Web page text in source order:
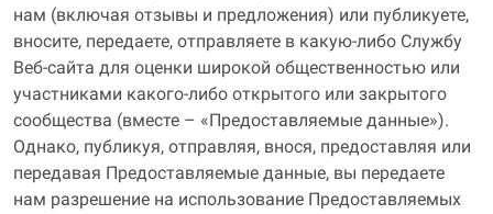
нам (включая отзывы и предложения) или публикуете,
вносите, передаете, отправляете в какую-либо Службу
Веб-сайта для оценки широкой общественностью или
участниками какого-либо открытого или закрытого
сообщества (вместе – «Предоставляемые данные»).
Однако, публикуя, отправляя, внося, предоставляя или
передавая Предоставляемые данные, вы передаете
нам разрешение на использование Предоставляемых